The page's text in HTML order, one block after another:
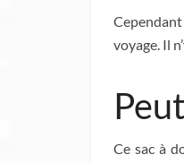
Cependant
voyage. Il
Ce sac à